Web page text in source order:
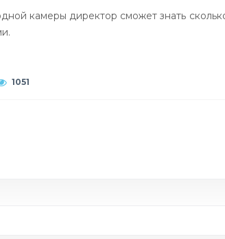
камеры директор сможет знать
1051